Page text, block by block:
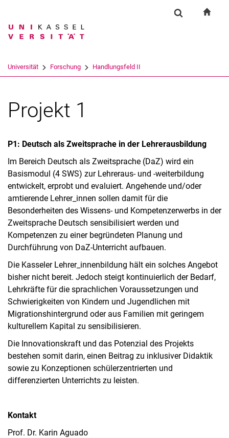
Springe direkt zu: Inhalt
Springe direkt zu: Suche
Springe direkt zu:
Suchbegriff
Universität Forschung Handlungsfeld II
Projekt 1
P1: Deutsch als Zweitsprache in der Lehrerausbildung
Im Bereich Deutsch als Zweitsprache (DaZ) wird ein
Basismodul (4 SWS) zur Lehreraus- und -weiterbildung
entwickelt, erprobt und evaluiert. Angehende und/oder
amtierende Lehrer_innen sollen damit für die
Besonderheiten des Wissens- und Kompetenzerwerbs in der
Zweitsprache Deutsch sensibilisiert werden und
Kompetenzen zu einer begründeten Planung und
Durchführung von DaZ-Unterricht aufbauen.
Die Kasseler Lehrer_innenbildung hält ein solches Angebot
bisher nicht bereit. Jedoch steigt kontinuierlich der Bedarf,
Lehrkräfte für die sprachlichen Voraussetzungen und
Schwierigkeiten von Kindern und Jugendlichen mit
Migrationshintergrund oder aus Familien mit geringem
kulturellem Kapital zu sensibilisieren.
Die Innovationskraft und das Potenzial des Projekts
bestehen somit darin, einen Beitrag zu inklusiver Didaktik
sowie zu Konzeptionen schülerzentrierten und
differenzierten Unterrichts zu leisten.
Kontakt
Prof. Dr. Karin Aguado